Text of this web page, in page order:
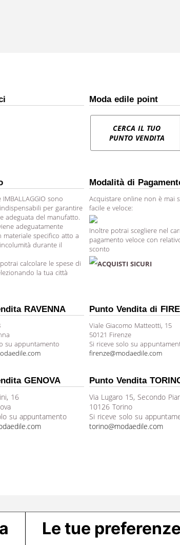
Moda edile point
CERCA IL TUO
PUNTO VENDITA
IMBALLAGGIO sono
per garantire
adeguata del manufatto.
adeguatamente
materiale specifico atto a
durante il
calcolare le spese di
la tua città
Modalità di
Acquistare online non è mai
facile e veloce:
Inoltre potrai scegliere nel
pagamento veloce con
sconto
ACQUISTI SICURI
RAVENNA
su appuntamento
Punto Vendita di
Viale Giacomo Matteotti, 15
50121 Firenze
Si riceve solo su
firenze@modaedile.com
GENOVA
16
su appuntamento
Punto Vendita
Via Lugaro 15, Secondo
10126 Torino
Si riceve solo su
torino@modaedile.com
Le tue